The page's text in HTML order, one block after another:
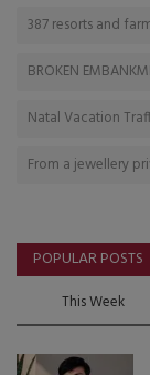
387 resorts and
BROKEN
Natal Vacation
From a jewellery
POPULAR POSTS
This Week